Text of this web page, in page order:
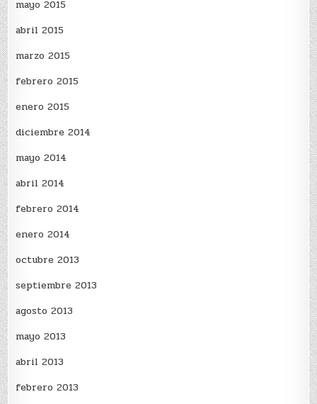
mayo 2015
abril 2015
marzo 2015
febrero 2015
enero 2015
diciembre 2014
mayo 2014
abril 2014
febrero 2014
enero 2014
octubre 2013
septiembre 2013
agosto 2013
mayo 2013
abril 2013
febrero 2013